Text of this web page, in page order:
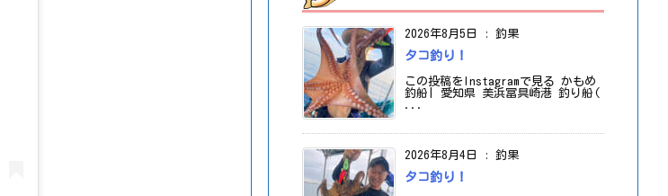
2026年8月5日 : 釣果
タコ釣り！
この投稿をInstagramで見る かもめ
釣船| 愛知県 美浜冨具崎港 釣り船(
...
2026年8月4日 : 釣果
タコ釣り！